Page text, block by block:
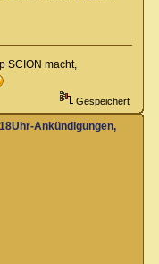
SCION macht,
Gespeichert
Ankündigungen,